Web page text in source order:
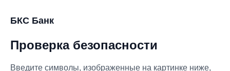
БКС Банк
Проверка безопасности
Введите символы, изображенные на картинке ниже,